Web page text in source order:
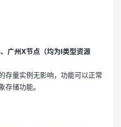
广州X节点（均为I类型资源
存量实例无影响，功能可以正常
存储功能。